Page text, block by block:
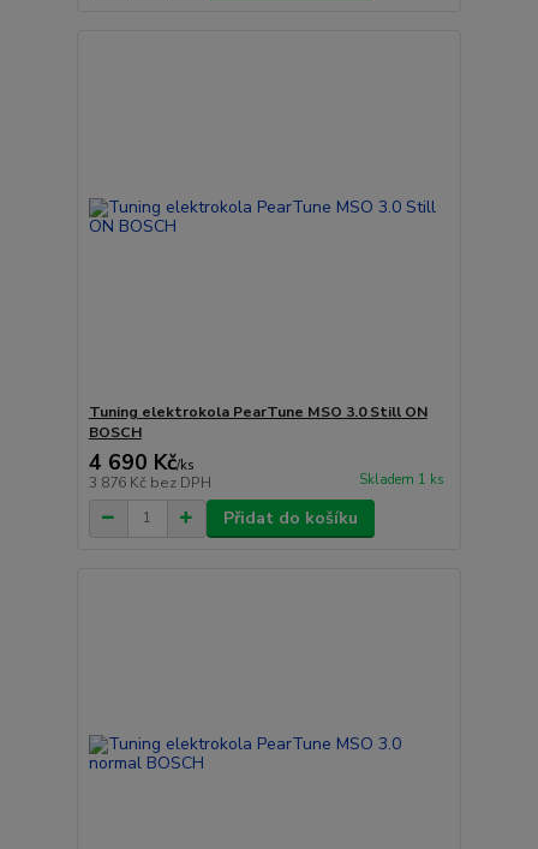
Tuning elektrokola PearTune MSO 3.0 Still ON
BOSCH
4 690 Kč/ks
3 876 Kč bez DPH Skladem 1 ks
Přidat do košíku